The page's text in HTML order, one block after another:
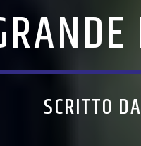
SCRITTO DA